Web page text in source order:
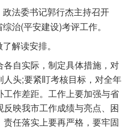
法委书记郭行杰主持召开
治(平安建设)考评工作。
解读安排。
自实际，制定具体措施，对
头;要紧盯考核目标，对全年
作差距。工作上要加强与省
映我市工作成绩与亮点、困
任落实上要再严格，要牢固